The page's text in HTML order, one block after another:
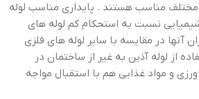
مناسب هستند . پایداری مناسب لوله
نسبت به استحکام کم لوله های
آنها در مقایسه با سایر لوله های فلزی
از لوله آذین به غیر از ساختمان در
و مواد غذایی هم با استقبال مواجه